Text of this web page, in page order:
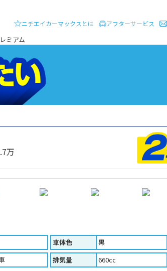
・カーマックス
ニチエイカーマックスとは アフターサービス
ミアム
クルマを買いたい
万
車体色 黒
排気量 660cc